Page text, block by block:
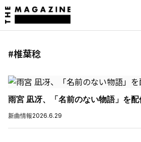
#椎葉稔
雨宮 凪冴、「名前のない物語」を
新曲情報2026.6.29